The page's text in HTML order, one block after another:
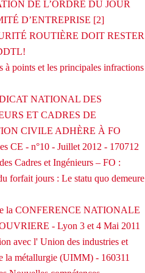
DE L’ORDRE DU JOUR
D’ENTREPRISE [2]
ROUTIÈRE DOIT RESTER
à points et les principales infractions
NATIONAL DES
ET CADRES DE
CIVILE ADHÈRE À FO
CE - n°10 - Juillet 2012 - 170712
Cadres et Ingénieurs – FO :
forfait jours : Le statu quo demeure
la CONFERENCE NATIONALE
- Lyon 3 et 4 Mai 2011
avec l' Union des industries et
la métallurgie (UIMM) - 160311